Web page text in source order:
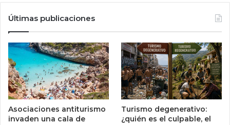
Últimas publicaciones
Asociaciones antiturismo
invaden una cala de
Turismo degenerativo:
¿quién es el culpable, el